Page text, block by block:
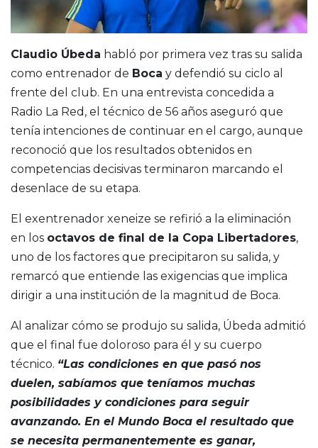
Claudio Úbeda habló por primera vez tras su salida
como entrenador de Boca y defendió su ciclo al
frente del club. En una entrevista concedida a
Radio La Red, el técnico de 56 años aseguró que
tenía intenciones de continuar en el cargo, aunque
reconoció que los resultados obtenidos en
competencias decisivas terminaron marcando el
desenlace de su etapa.
El exentrenador xeneize se refirió a la eliminación
en los octavos de final de la Copa Libertadores,
uno de los factores que precipitaron su salida, y
remarcó que entiende las exigencias que implica
dirigir a una institución de la magnitud de Boca.
Al analizar cómo se produjo su salida, Úbeda admitió
que el final fue doloroso para él y su cuerpo
técnico. “Las condiciones en que pasó nos
duelen, sabíamos que teníamos muchas
posibilidades y condiciones para seguir
avanzando. En el Mundo Boca el resultado que
se necesita permanentemente es ganar,